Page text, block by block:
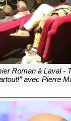
Roman à Laval -
avec Pierre